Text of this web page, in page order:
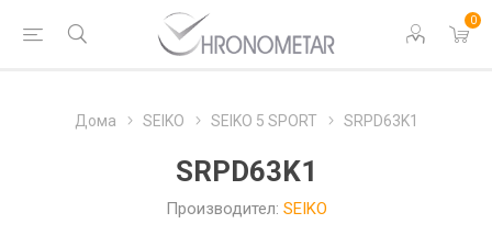
0
Дома SEIKO SEIKO 5 SPORT SRPD63K1
SRPD63K1
Производител: SEIKO